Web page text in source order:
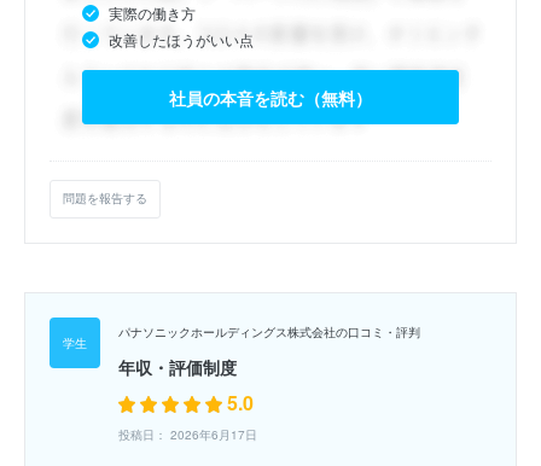
実際の働き方
改善したほうがいい点
社員の本音を読む（無料）
問題を報告する
パナソニックホールディングス株式会社の口コミ・評判
年収・評価制度
5.0
投稿日： 2026年6月17日